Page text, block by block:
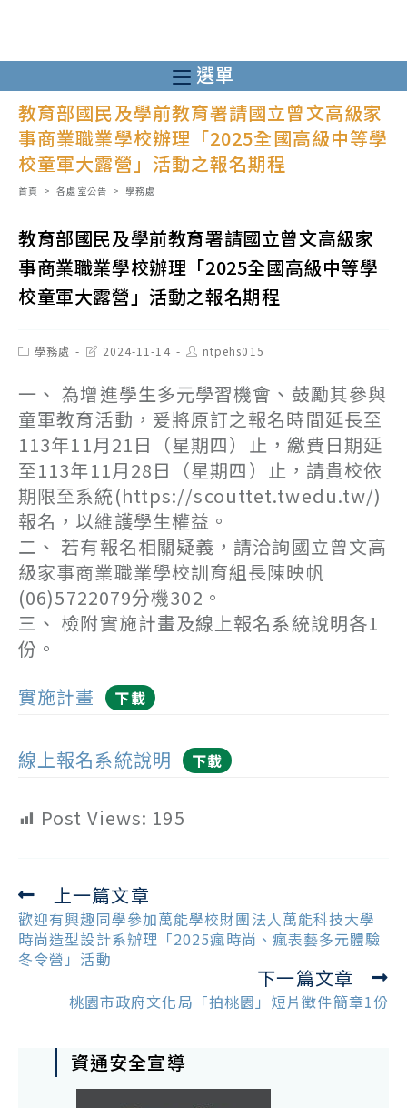
至
主
要
選單
教育部國民及學前教育署請國立曾文高級家
事商業職業學校辦理「2025全國高級中等學
校童軍大露營」活動之報名期程
首頁 > 各處室公告 > 學務處
教育部國民及學前教育署請國立曾文高級家
事商業職業學校辦理「2025全國高級中等學
校童軍大露營」活動之報名期程
Post學務處
Post2024-11-14
Post
author:
ntpehs015
一、 為增進學生多元學習機會、鼓勵其參與
童軍教育活動，爰將原訂之報名時間延長至
113年11月21日（星期四）止，繳費日期延
至113年11月28日（星期四）止，請貴校依
期限至系統(https://scouttet.twedu.tw/)
報名，以維護學生權益。
二、 若有報名相關疑義，請洽詢國立曾文高
級家事商業職業學校訓育組長陳映帆
(06)5722079分機302。
三、 檢附實施計畫及線上報名系統說明各1
份。
實施計畫
下載
線上報名系統說明 下載
Post Views: 195
Read
more
articles
上一篇文章
歡迎有興趣同學參加萬能學校財團法人萬能科技大學
時尚造型設計系辦理「2025瘋時尚、瘋表藝多元體驗
冬令營」活動
下一篇文章
桃園市政府文化局「拍桃園」短片徵件簡章1份
資通安全宣導